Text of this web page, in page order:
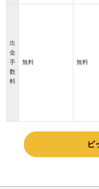
出
金
手
数
料
無料 無料
ビ